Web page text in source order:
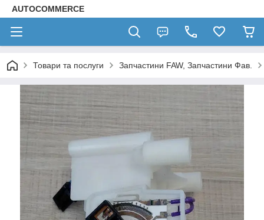
AUTOCOMMERCE
Товари та послуги Запчастини FAW, Запчастини Фав.